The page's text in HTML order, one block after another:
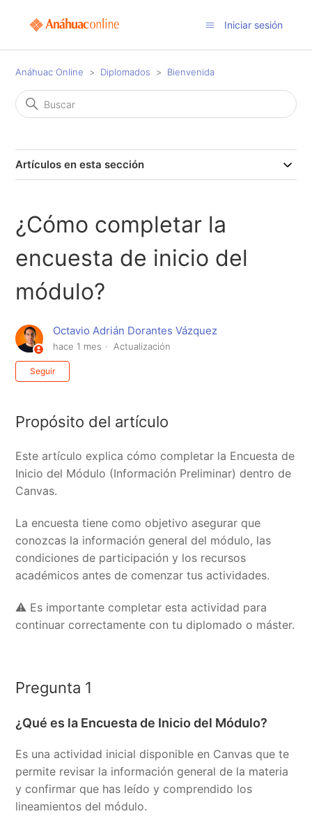
Iniciar sesión
Anáhuac Online Diplomados Bienvenida
Artículos en esta sección
¿Cómo completar la
encuesta de inicio del
módulo?
Octavio Adrián Dorantes Vázquez
hace 1 mes Actualización
Seguir
Propósito del artículo
Este artículo explica cómo completar la Encuesta de
Inicio del Módulo (Información Preliminar) dentro de
Canvas.
La encuesta tiene como objetivo asegurar que
conozcas la información general del módulo, las
condiciones de participación y los recursos
académicos antes de comenzar tus actividades.
⚠️ Es importante completar esta actividad para
continuar correctamente con tu diplomado o máster.
Pregunta 1
¿Qué es la Encuesta de Inicio del Módulo?
Es una actividad inicial disponible en Canvas que te
permite revisar la información general de la materia
y confirmar que has leído y comprendido los
lineamientos del módulo.